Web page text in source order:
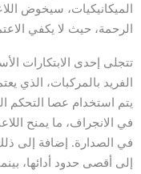
الميكانيكيات، سيخوض
الرحمة، حيث لا يكفي
يتم استخدام عصا التحكم
في الانجراف، ما يمنح
إلى أقصى حدود أدائها،